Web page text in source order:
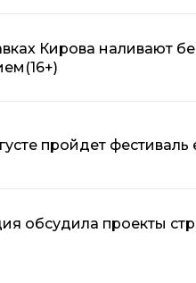
Кирова наливают
(16+)
пройдет фестиваль
обсудила проекты